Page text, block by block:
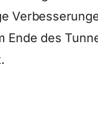
Ende des